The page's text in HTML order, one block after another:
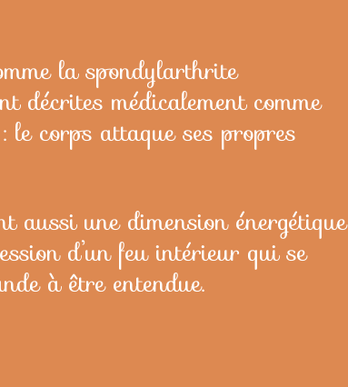
la spondylarthrite
décrites médicalement comme
corps attaque ses propres
aussi une dimension énergétique
d’un feu intérieur qui se
à être entendue.